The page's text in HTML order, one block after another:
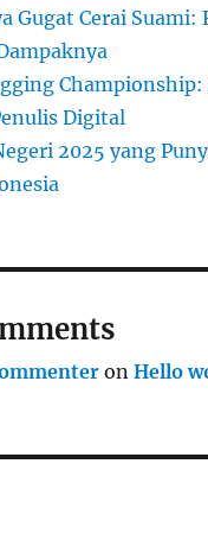
Gugat Cerai Suami:
Championship:
Digital
2025 yang
onHello